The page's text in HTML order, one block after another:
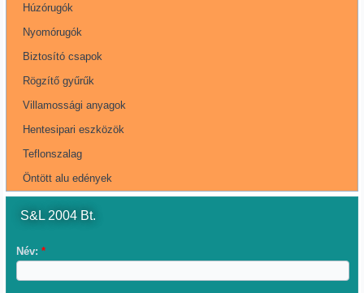
Húzórugók
Nyomórugók
Biztosító csapok
Rögzítő gyűrűk
Villamossági anyagok
Hentesipari eszközök
Teflonszalag
Öntött alu edények
S&L 2004 Bt.
Név:*